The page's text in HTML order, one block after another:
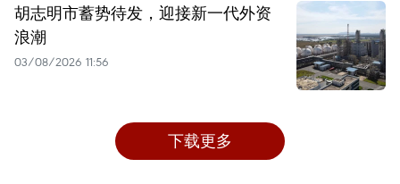
胡志明市蓄势待发，迎接新一代外资
浪潮
03/08/2026 11:56
下载更多